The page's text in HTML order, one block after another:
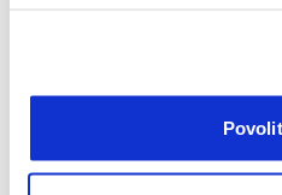
Technologie a
inteligence v